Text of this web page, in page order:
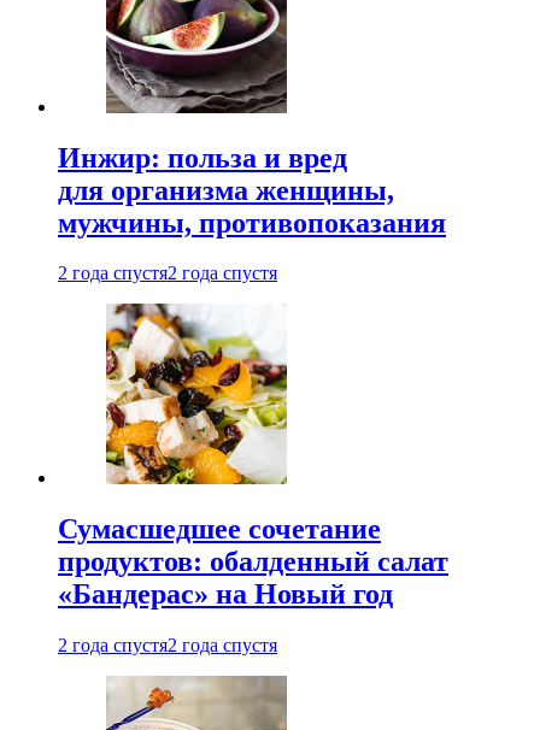
Инжир: польза и вред
для организма женщины,
мужчины, противопоказания
2 года спустя2 года спустя
Сумасшедшее сочетание
продуктов: обалденный салат
«Бандерас» на Новый год
2 года спустя2 года спустя